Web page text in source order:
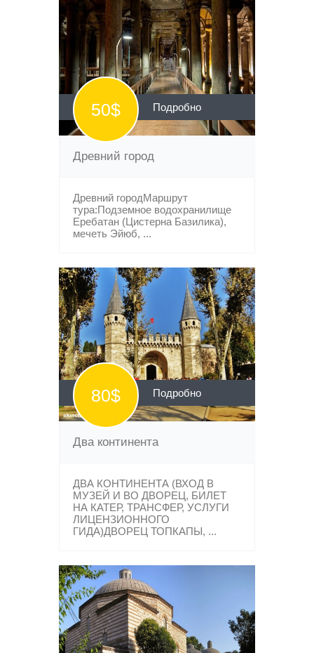
50$ Подробно
Древний город
Древний городМаршрут
тура:Подземное водохранилище
Еребатан (Цистерна Базилика),
мечеть Эйюб, ...
80$ Подробно
Два континента
ДВА КОНТИНЕНТА (ВХОД В
МУЗЕЙ И ВО ДВОРЕЦ, БИЛЕТ
НА КАТЕР, ТРАНСФЕР, УСЛУГИ
ЛИЦЕНЗИОННОГО
ГИДА)ДВОРЕЦ ТОПКАПЫ, ...